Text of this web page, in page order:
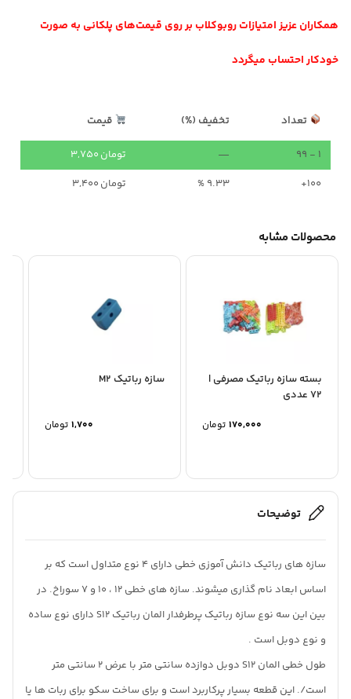
همکاران عزیز امتیازات روبوکلاب بر روی قیمت‌های پلکانی به صورت
خودکار احتساب میگردد
تعداد تخفیف (%) قیمت
1 - 99
— تومان
100+
9.33 % تومان
محصولات مشابه
بسته سازه رباتیک مصرفی |
72 عددی
تومان
سازه رباتیک M2
تومان
توضیحات
سازه های رباتیک دانش آموزی خطی دارای 4 نوع متداول است که بر
اساس ابعاد نام گذاری میشوند. سازه های خطی 12 ، 10 و 7 سوراخ. در
بین این سه نوع سازه رباتیک پرطرفدار المان رباتیک S12 دارای نوع ساده
و نوع دوبل است .
طول خطی المان S12 دوبل دوازده سانتی متر با عرض 2 سانتی متر
است/. این قطعه بسیار پرکاربرد است و برای ساخت سکو برای ربات ها یا